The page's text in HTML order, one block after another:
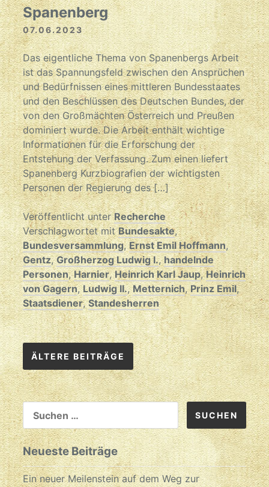
Spanenberg
07.06.2023
Das eigentliche Thema von Spanenbergs Arbeit
ist das Spannungsfeld zwischen den Ansprüchen
und Bedürfnissen eines mittleren Bundesstaates
und den Beschlüssen des Deutschen Bundes, der
von den Großmächten Österreich und Preußen
dominiert wurde. Die Arbeit enthält wichtige
Informationen für die Erforschung der
Entstehung der Verfassung. Zum einen liefert
Spanenberg Kurzbiografien der wichtigsten
Personen der Regierung des […]
Veröffentlicht unterRecherche
Verschlagwortet mitBundesakte,
Bundesversammlung,Ernst Emil Hoffmann,
Gentz,Großherzog Ludwig I.,handelnde
Personen,Harnier,Heinrich Karl Jaup,Heinrich
von Gagern,Ludwig II.,Metternich,Prinz Emil,
Staatsdiener,Standesherren
Beitragsnavigation
ÄLTERE BEITRÄGE
SUCHEN
NACH:
Neueste Beiträge
Ein neuer Meilenstein auf dem Weg zur